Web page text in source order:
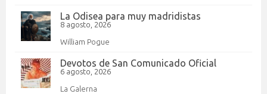
La Odisea para muy madridistas
8 agosto, 2026
William Pogue
Devotos de San Comunicado Oficial
6 agosto, 2026
La Galerna